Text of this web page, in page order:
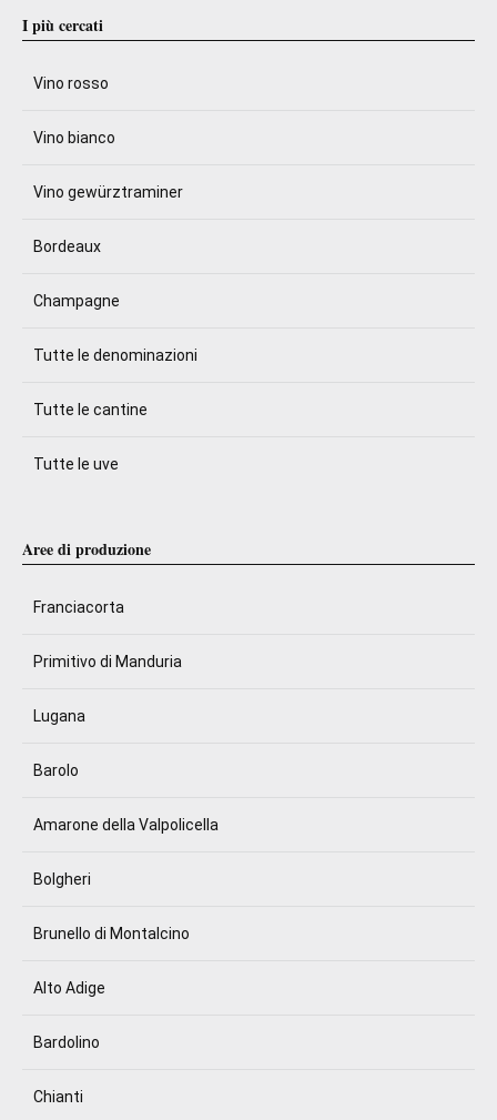
I più cercati
Vino rosso
Vino bianco
Vino gewürztraminer
Bordeaux
Champagne
Tutte le denominazioni
Tutte le cantine
Tutte le uve
Aree di produzione
Franciacorta
Primitivo di Manduria
Lugana
Barolo
Amarone della Valpolicella
Bolgheri
Brunello di Montalcino
Alto Adige
Bardolino
Chianti